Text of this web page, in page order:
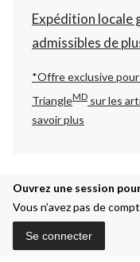
Expédition locale
admissibles de
*Offre exclusive
TriangleMD sur les
savoir plus
Ouvrez une session
Vous n’avez pas de
Se connecter